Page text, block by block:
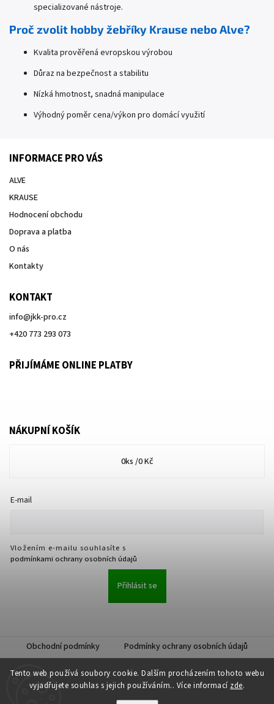
Tento web používá soubory cookie. Dalším procházením tohoto webu
vyjadřujete souhlas s jejich používáním.. Více informací zde.
specializované nástroje.
Proč zvolit hobby žebříky Krause nebo Alve?
Kvalita prověřená evropskou výrobou
Důraz na bezpečnost a stabilitu
Nízká hmotnost, snadná manipulace
Výhodný poměr cena/výkon pro domácí využití
INFORMACE PRO VÁS
ALVE
KRAUSE
Hodnocení obchodu
Doprava a platba
O nás
Kontakty
KONTAKT
info@jkk-pro.cz
+420 773 293 073
PŘIJÍMÁME ONLINE PLATBY
NÁKUPNÍ KOŠÍK
0ks /0 Kč
E-mail
Vložením e-mailu souhlasíte s
podmínkami ochrany osobních údajů
Přihlásit se
Obchodní podmínky Podmínky ochrany osobních údajů